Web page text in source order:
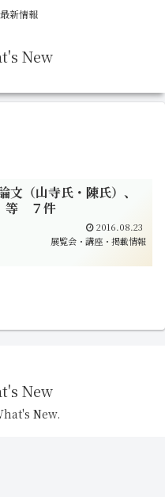
新情報
New
（山寺氏・陳氏）、
等 ７件
2016.08.23
展覧会・講座・掲載情報
New
New.